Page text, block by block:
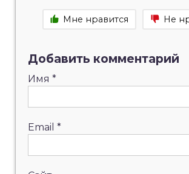
Мне нравится Не
Добавить комментарий
Имя *
Email *